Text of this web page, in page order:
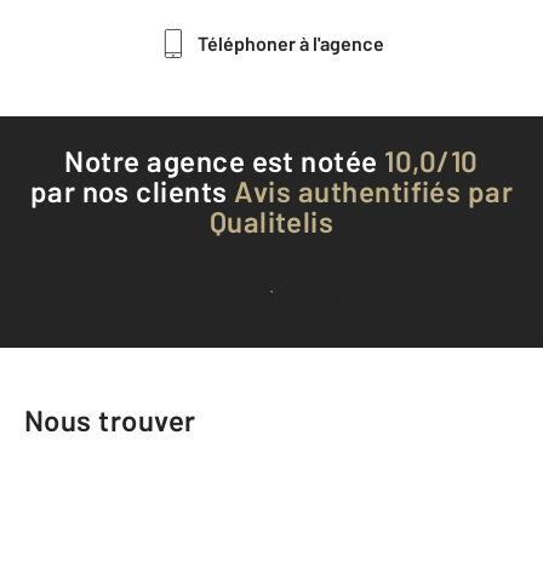
Téléphoner à l'agence
Notre agence est notée 10,0/10
par nos clients Avis authentifiés par
Qualitelis
Voir tous les avis clients
Nous trouver